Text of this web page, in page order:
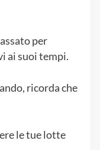
per
ai suoi tempi.
ricorda che
le tue lotte